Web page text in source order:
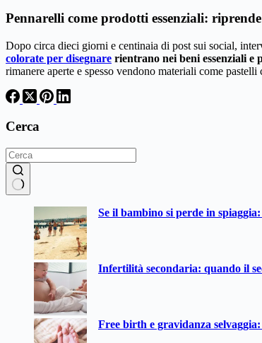
Pennarelli come prodotti essenziali:
Dopo circa dieci giorni e centinaia di post sui social,
colorate per disegnare rientrano nei beni essenziali e
rimanere aperte e spesso vendono materiali come
Cerca
Se il bambino si perde in
Infertilità secondaria: quando il
Free birth e gravidanza